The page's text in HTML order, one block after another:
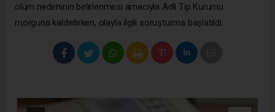
ölüm nedeninin belirlenmesi amacıyla Adli Tıp Kurumu
morguna kaldırılırken, olayla ilgili soruşturma başlatıldı.